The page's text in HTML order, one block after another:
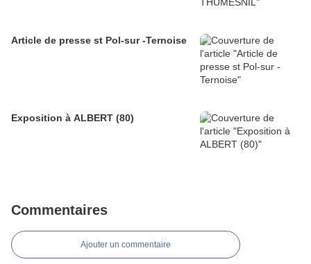
Article de presse st Pol-sur -Ternoise
Exposition à ALBERT (80)
Commentaires
Ajouter un commentaire